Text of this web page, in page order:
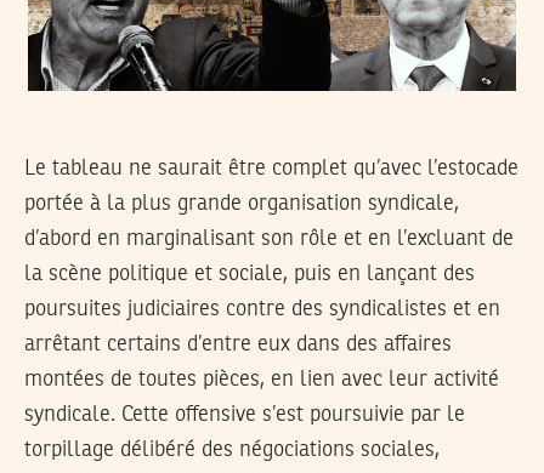
Le tableau ne saurait être complet qu’avec l’estocade
portée à la plus grande organisation syndicale,
d’abord en marginalisant son rôle et en l’excluant de
la scène politique et sociale, puis en lançant des
poursuites judiciaires contre des syndicalistes et en
arrêtant certains d’entre eux dans des affaires
montées de toutes pièces, en lien avec leur activité
syndicale. Cette offensive s’est poursuivie par le
torpillage délibéré des négociations sociales,